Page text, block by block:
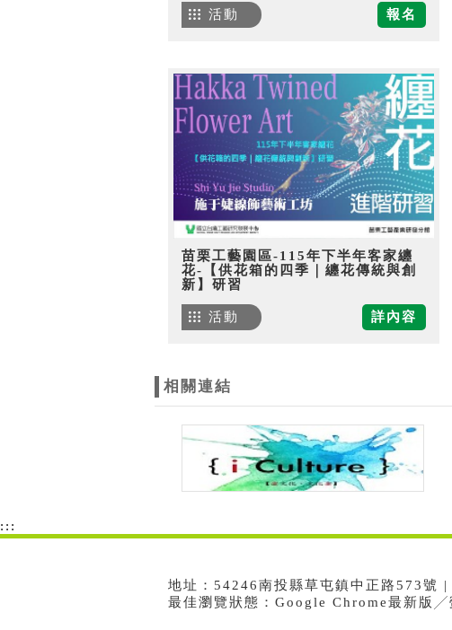
報名
活動
苗栗工藝園區-115年下半年客家纏
花-【供花箱的四季｜纏花傳統與創
新】研習
詳內容
活動
相關連結
:::
地址：54246南投縣草屯鎮中正路573號
最佳瀏覽狀態：Google Chrome最新版